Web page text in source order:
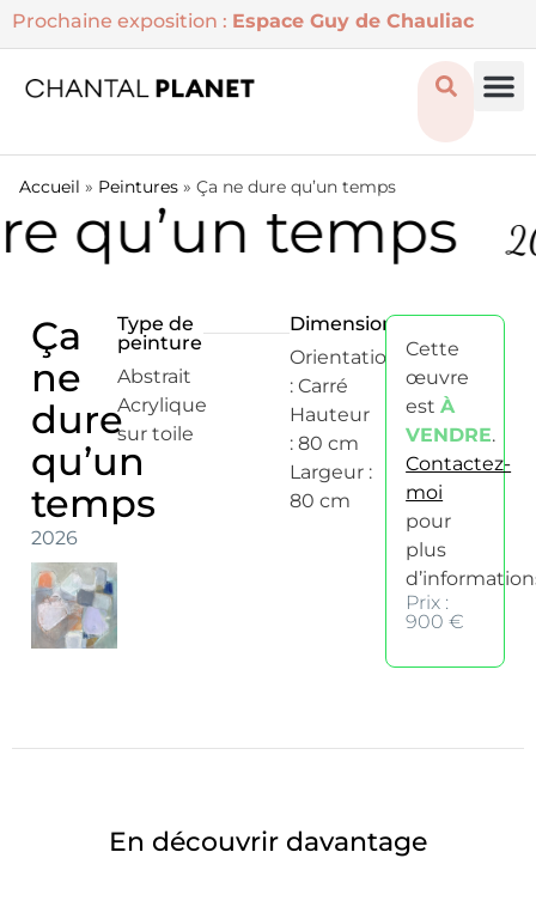
Prochaine exposition : Espace Guy de Chauliac
Accueil » Peintures » Ça ne dure qu’un temps
qu’un temps
Ça
ne
dure
qu’un
temps
2026
Type de
peinture
Abstrait
Acrylique
sur toile
Dimensions
Orientation
: Carré
Hauteur
: 80 cm
Largeur :
80 cm
Cette
œuvre
estÀ
VENDRE.
Contactez-
moi
pour
plus
Prix :
900 €
En découvrir davantage